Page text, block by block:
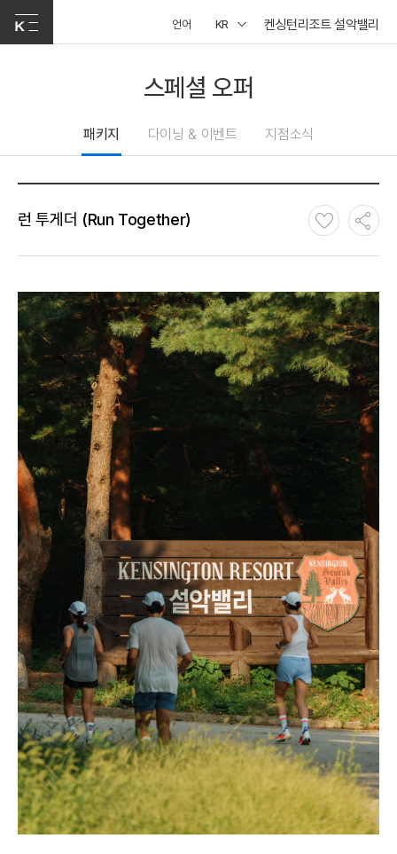
언어 KR 켄싱턴리조트 설악밸리
스페셜 오퍼
패키지 다이닝 & 이벤트 지점소식
런 투게더 (Run Together)